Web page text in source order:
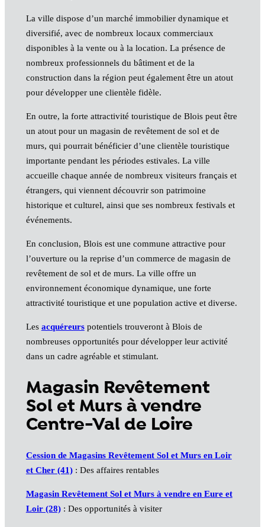
La ville dispose d’un marché immobilier dynamique et
diversifié, avec de nombreux locaux commerciaux
disponibles à la vente ou à la location. La présence de
nombreux professionnels du bâtiment et de la
construction dans la région peut également être un atout
pour développer une clientèle fidèle.
En outre, la forte attractivité touristique de Blois peut être
un atout pour un magasin de revêtement de sol et de
murs, qui pourrait bénéficier d’une clientèle touristique
importante pendant les périodes estivales. La ville
accueille chaque année de nombreux visiteurs français et
étrangers, qui viennent découvrir son patrimoine
historique et culturel, ainsi que ses nombreux festivals et
événements.
En conclusion, Blois est une commune attractive pour
l’ouverture ou la reprise d’un commerce de magasin de
revêtement de sol et de murs. La ville offre un
environnement économique dynamique, une forte
attractivité touristique et une population active et diverse.
Les acquéreurspotentiels trouveront à Blois de
nombreuses opportunités pour développer leur activité
dans un cadre agréable et stimulant.
Magasin Revêtement
Sol et Murs à vendre
Centre-Val de Loire
Cession de Magasins Revêtement Sol et Murs en Loir
et Cher (41): Des affaires rentables
Magasin Revêtement Sol et Murs à vendre en Eure et
Loir (28): Des opportunités à visiter